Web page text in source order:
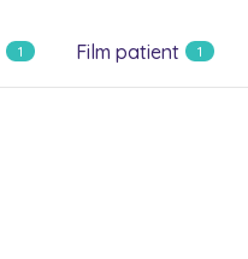
1 Film patient 1